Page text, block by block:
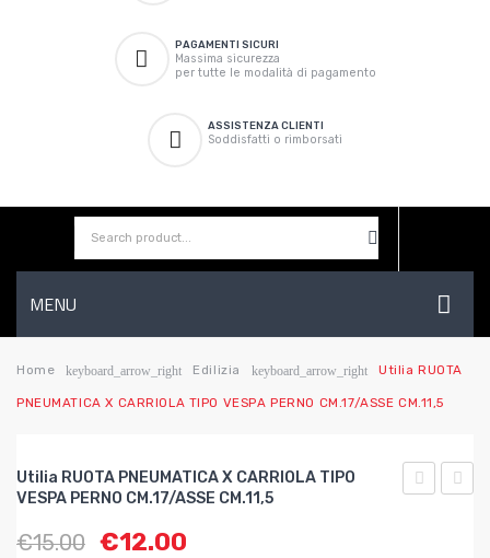
PAGAMENTI SICURI
Massima sicurezza
per tutte le modalità di pagamento
ASSISTENZA CLIENTI
Soddisfatti o rimborsati
MENU
HOME
AZIENDA
CONTATTI
WISHLIST
Home keyboard_arrow_right Edilizia keyboard_arrow_right Utilia RUOTA
PNEUMATICA X CARRIOLA TIPO VESPA PERNO CM.17/ASSE CM.11,5
Utilia RUOTA PNEUMATICA X CARRIOLA TIPO
VESPA PERNO CM.17/ASSE CM.11,5
€15.00 €12.00